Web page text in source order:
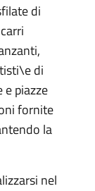
di
di
piazze
fornite
la
nel